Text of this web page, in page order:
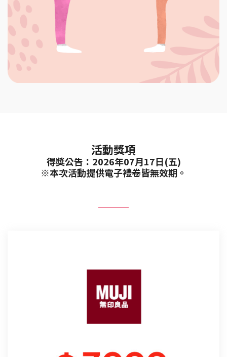
活動獎項
得獎公告：2026年07月17日(五)
※本次活動提供電子禮卷皆無效期。